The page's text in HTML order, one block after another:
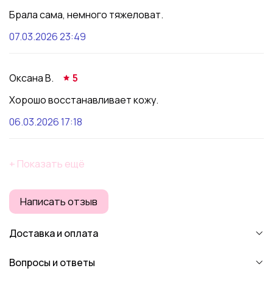
Брала сама, немного тяжеловат.
07.03.2026 23:49
Оксана В.
5
Хорошо восстанавливает кожу.
06.03.2026 17:18
+ Показать ещё
Написать отзыв
Доставка и оплата
Вопросы и ответы